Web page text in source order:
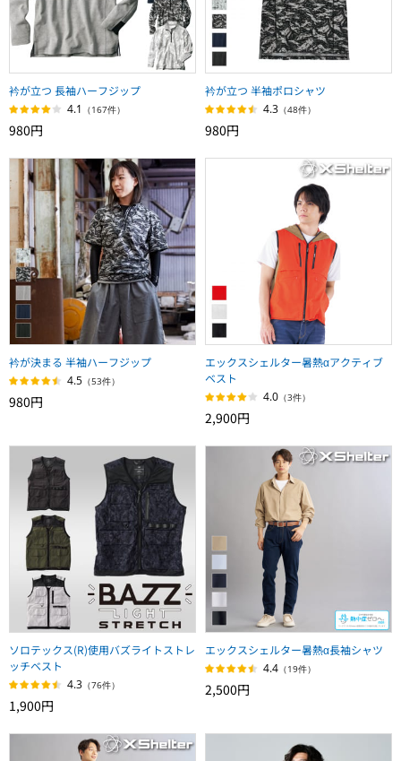
衿が立つ 長袖ハーフジップ
4.1 （167件）
980円
衿が立つ 半袖ポロシャツ
4.3 （48件）
980円
衿が決まる 半袖ハーフジップ
4.5 （53件）
980円
エックスシェルター暑熱αアクティブ
ベスト
4.0 （3件）
2,900円
ソロテックス(R)使用バズライトストレ
ッチベスト
4.3 （76件）
1,900円
エックスシェルター暑熱α長袖シャツ
4.4 （19件）
2,500円